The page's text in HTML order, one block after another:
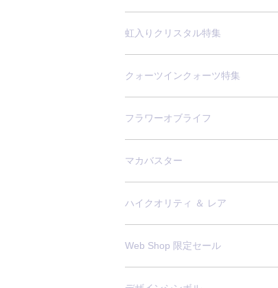
虹入りクリスタル特集
クォーツインクォーツ特集
フラワーオブライフ
マカバスター
ハイクオリティ ＆ レア
Web Shop 限定セール